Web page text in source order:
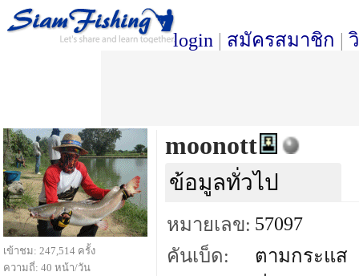
login | สมัครสมาชิก |
moonott
ข้อมูลทั่วไป
หมายเลข: 57097
คันเบ็ด:
ตามกระแส
เข้าชม: 247,514 ครั้ง
ความถี่: 40 หน้า/วัน